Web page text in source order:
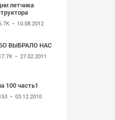
летчика
• 10.08.2012
ВЫБРАЛО НАС
• 27.02.2011
100 часть1
• 03.12.2010